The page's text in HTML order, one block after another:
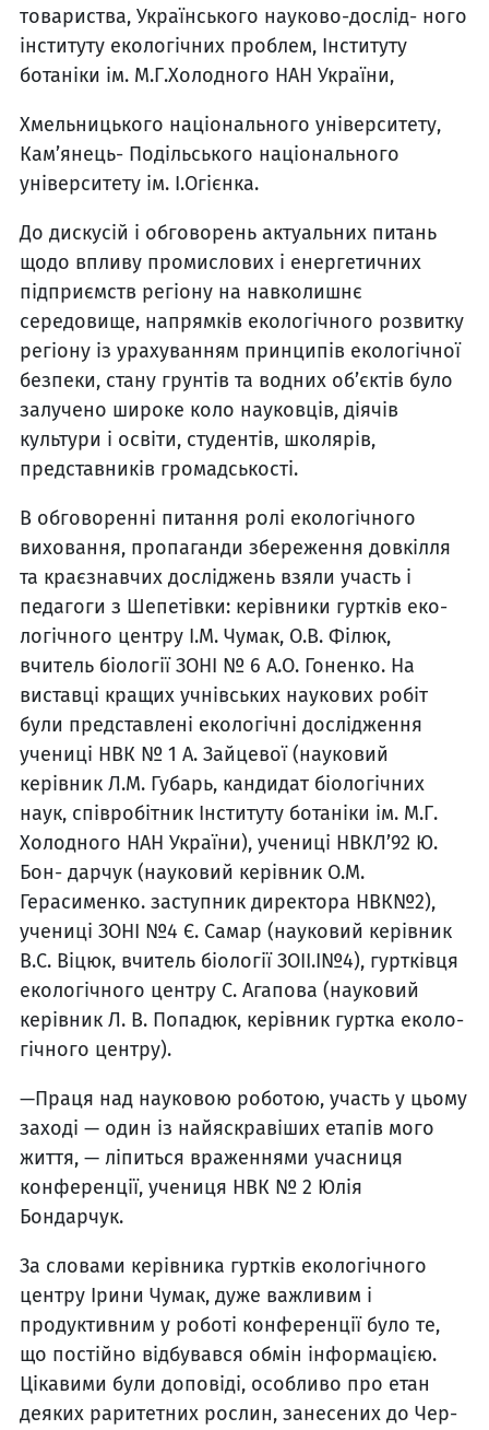
товариства, Українського науково-дослід- ного
інституту екологічних про­блем, Інституту
ботаніки ім. М.Г.Холодного НАН України,
Хмельницького національного університету,
Кам’янець- Подільського національного
університету ім. І.Огієнка.
До дискусій і обговорень актуальних питань
щодо впли­ву промислових і енергетичних
підприємств регіону на навко­лишнє
середовище, напрямків екологічного розвитку
регіону із урахуванням принципів еко­логічної
безпеки, стану грунтів та водних об’єктів було
залу­чено широке коло науковців, діячів
культури і освіти, сту­дентів, школярів,
представ­ників громадськості.
В обговоренні питання ролі екологічного
виховання, про­паганди збереження довкілля
та краєзнавчих досліджень взяли участь і
педагоги з Ше­петівки: керівники гуртків еко­
логічного центру І.М. Чумак, О.В. Філюк,
вчитель біології ЗОНІ № 6 А.О. Гоненко. На
виставці кращих учнівських наукових робіт
були представ­лені екологічні дослідження
учениці НВК № 1 А. Зайцевої (науковий
керівник Л.М. Губарь, кандидат біологічних
наук, співробітник Інституту ботаніки ім. М.Г.
Холодного НАН Украї­ни), учениці НВКЛ’92 Ю.
Бон- дарчук (науковий керівник О.М.
Герасименко. заступник директора НВК№2),
учениці ЗОНІ №4 Є. Самар (науковий керівник
В.С. Віцюк, вчитель біології ЗОІІ.І№4), гуртківця
екологічного центру С. Агапова (науковий
керівник Л. В. Попадюк, керівник гуртка еколо­
гічного центру).
—Праця над науковою робо­тою, участь у цьому
заході — один із найяскравіших етапів мого
життя, — ліпиться враженнями учасниця
конференції, учениця НВК № 2 Юлія
Бондарчук.
За словами керівника гуртків екологічного
центру Ірини Чумак, дуже важливим і
продуктивним у роботі конфе­ренції було те,
що постійно відбувався обмін інформацією.
Цікавими були доповіді, особ­ливо про етан
деяких раритет­них рослин, занесених до Чер­